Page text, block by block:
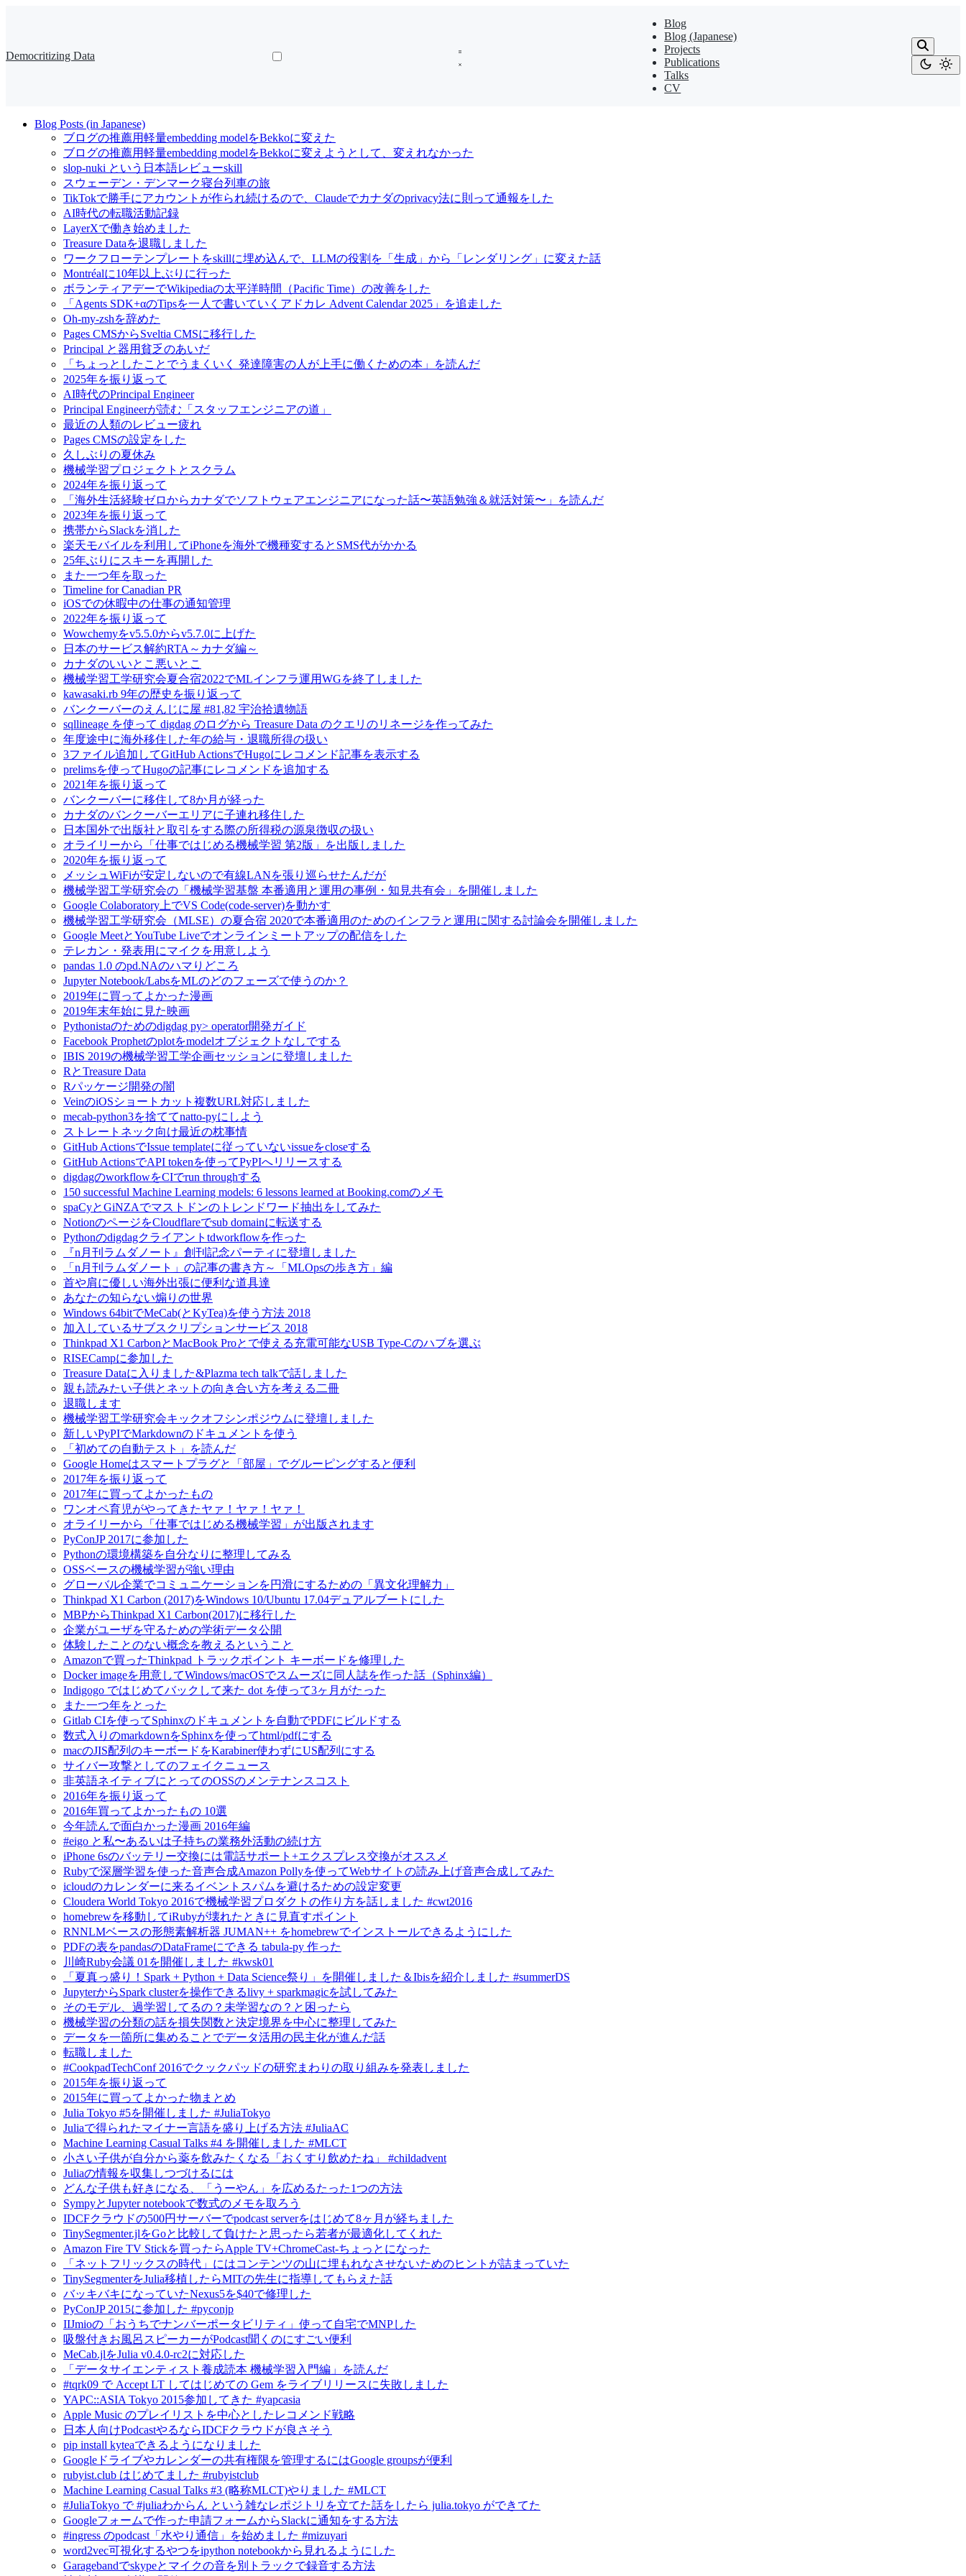
Democritizing Data
Blog
Blog (Japanese)
Projects
Publications
Talks
CV
Blog Posts (in Japanese)
ブログの推薦用軽量embedding modelをBekkoに変えた
ブログの推薦用軽量embedding modelをBekkoに変えようとして、変えれなかった
slop-nuki という日本語レビューskill
スウェーデン・デンマーク寝台列車の旅
TikTokで勝手にアカウントが作られ続けるので、Claudeでカナダのprivacy法に則って通報をした
AI時代の転職活動記録
LayerXで働き始めました
Treasure Dataを退職しました
ワークフローテンプレートをskillに埋め込んで、LLMの役割を「生成」から「レンダリング」に変えた話
Montréalに10年以上ぶりに行った
ボランティアデーでWikipediaの太平洋時間（Pacific Time）の改善をした
「Agents SDK+αのTipsを一人で書いていくアドカレ Advent Calendar 2025」を追走した
Oh-my-zshを辞めた
Pages CMSからSveltia CMSに移行した
Principal と器用貧乏のあいだ
「ちょっとしたことでうまくいく 発達障害の人が上手に働くための本」を読んだ
2025年を振り返って
AI時代のPrincipal Engineer
Principal Engineerが読む「スタッフエンジニアの道」
最近の人類のレビュー疲れ
Pages CMSの設定をした
久しぶりの夏休み
機械学習プロジェクトとスクラム
2024年を振り返って
「海外生活経験ゼロからカナダでソフトウェアエンジニアになった話〜英語勉強＆就活対策〜」を読んだ
2023年を振り返って
携帯からSlackを消した
楽天モバイルを利用してiPhoneを海外で機種変するとSMS代がかかる
25年ぶりにスキーを再開した
また一つ年を取った
Timeline for Canadian PR
iOSでの休暇中の仕事の通知管理
2022年を振り返って
Wowchemyをv5.5.0からv5.7.0に上げた
日本のサービス解約RTA～カナダ編～
カナダのいいとこ悪いとこ
機械学習工学研究会夏合宿2022でMLインフラ運用WGを終了しました
kawasaki.rb 9年の歴史を振り返って
バンクーバーのえんじに屋 #81,82 宇治拾遺物語
sqllineage を使って digdag のログから Treasure Data のクエリのリネージを作ってみた
年度途中に海外移住した年の給与・退職所得の扱い
3ファイル追加してGitHub ActionsでHugoにレコメンド記事を表示する
prelimsを使ってHugoの記事にレコメンドを追加する
2021年を振り返って
バンクーバーに移住して8か月が経った
カナダのバンクーバーエリアに子連れ移住した
日本国外で出版社と取引をする際の所得税の源泉徴収の扱い
オライリーから「仕事ではじめる機械学習 第2版」を出版しました
2020年を振り返って
メッシュWiFiが安定しないので有線LANを張り巡らせたんだが
機械学習工学研究会の「機械学習基盤 本番適用と運用の事例・知見共有会」を開催しました
Google Colaboratory上でVS Code(code-server)を動かす
機械学習工学研究会（MLSE）の夏合宿 2020で本番適用のためのインフラと運用に関する討論会を開催しました
Google MeetとYouTube Liveでオンラインミートアップの配信をした
テレカン・発表用にマイクを用意しよう
pandas 1.0 のpd.NAのハマりどころ
Jupyter Notebook/LabsをMLのどのフェーズで使うのか？
2019年に買ってよかった漫画
2019年末年始に見た映画
Pythonistaのためのdigdag py> operator開発ガイド
Facebook Prophetのplotをmodelオブジェクトなしでする
IBIS 2019の機械学習工学企画セッションに登壇しました
RとTreasure Data
Rパッケージ開発の闇
VeinのiOSショートカット複数URL対応しました
mecab-python3を捨ててnatto-pyにしよう
ストレートネック向け最近の枕事情
GitHub ActionsでIssue templateに従っていないissueをcloseする
GitHub ActionsでAPI tokenを使ってPyPIへリリースする
digdagのworkflowをCIでrun throughする
150 successful Machine Learning models: 6 lessons learned at Booking.comのメモ
spaCyとGiNZAでマストドンのトレンドワード抽出をしてみた
NotionのページをCloudflareでsub domainに転送する
Pythonのdigdagクライアントtdworkflowを作った
『n月刊ラムダノート』創刊記念パーティに登壇しました
「n月刊ラムダノート」の記事の書き方～「MLOpsの歩き方」編
首や肩に優しい海外出張に便利な道具達
あなたの知らない煽りの世界
Windows 64bitでMeCab(とKyTea)を使う方法 2018
加入しているサブスクリプションサービス 2018
Thinkpad X1 CarbonとMacBook Proとで使える充電可能なUSB Type-Cのハブを選ぶ
RISECampに参加した
Treasure Dataに入りました&Plazma tech talkで話しました
親も読みたい子供とネットの向き合い方を考える二冊
退職します
機械学習工学研究会キックオフシンポジウムに登壇しました
新しいPyPIでMarkdownのドキュメントを使う
「初めての自動テスト」を読んだ
Google Homeはスマートプラグと「部屋」でグルーピングすると便利
2017年を振り返って
2017年に買ってよかったもの
ワンオペ育児がやってきたヤァ！ヤァ！ヤァ！
オライリーから「仕事ではじめる機械学習」が出版されます
PyConJP 2017に参加した
Pythonの環境構築を自分なりに整理してみる
OSSベースの機械学習が強い理由
グローバル企業でコミュニケーションを円滑にするための「異文化理解力」
Thinkpad X1 Carbon (2017)をWindows 10/Ubuntu 17.04デュアルブートにした
MBPからThinkpad X1 Carbon(2017)に移行した
企業がユーザを守るための学術データ公開
体験したことのない概念を教えるということ
Amazonで買ったThinkpad トラックポイント キーボードを修理した
Docker imageを用意してWindows/macOSでスムーズに同人誌を作った話（Sphinx編）
Indigogo ではじめてバックして来た dot を使って3ヶ月がたった
また一つ年をとった
Gitlab CIを使ってSphinxのドキュメントを自動でPDFにビルドする
数式入りのmarkdownをSphinxを使ってhtml/pdfにする
macのJIS配列のキーボードをKarabiner使わずにUS配列にする
サイバー攻撃としてのフェイクニュース
非英語ネイティブにとってのOSSのメンテナンスコスト
2016年を振り返って
2016年買ってよかったもの 10選
今年読んで面白かった漫画 2016年編
#eigo と私〜あるいは子持ちの業務外活動の続け方
iPhone 6sのバッテリー交換には電話サポート+エクスプレス交換がオススメ
Rubyで深層学習を使った音声合成Amazon Pollyを使ってWebサイトの読み上げ音声合成してみた
icloudのカレンダーに来るイベントスパムを避けるための設定変更
Cloudera World Tokyo 2016で機械学習プロダクトの作り方を話しました #cwt2016
homebrewを移動してiRubyが壊れたときに見直すポイント
RNNLMベースの形態素解析器 JUMAN++ をhomebrewでインストールできるようにした
PDFの表をpandasのDataFrameにできる tabula-py 作った
川崎Ruby会議 01を開催しました #kwsk01
「夏真っ盛り！Spark + Python + Data Science祭り」を開催しました＆Ibisを紹介しました #summerDS
JupyterからSpark clusterを操作できるlivy + sparkmagicを試してみた
そのモデル、過学習してるの？未学習なの？と困ったら
機械学習の分類の話を損失関数と決定境界を中心に整理してみた
データを一箇所に集めることでデータ活用の民主化が進んだ話
転職しました
#CookpadTechConf 2016でクックパッドの研究まわりの取り組みを発表しました
2015年を振り返って
2015年に買ってよかった物まとめ
Julia Tokyo #5を開催しました #JuliaTokyo
Juliaで得られたマイナー言語を盛り上げる方法 #JuliaAC
Machine Learning Casual Talks #4 を開催しました #MLCT
小さい子供が自分から薬を飲みたくなる「おくすり飲めたね」 #childadvent
Juliaの情報を収集しつづけるには
どんな子供も好きになる、「うーやん」を広めるたった1つの方法
SympyとJupyter notebookで数式のメモを取ろう
IDCFクラウドの500円サーバーでpodcast serverをはじめて8ヶ月が経ちました
TinySegmenter.jlをGoと比較して負けたと思ったら若者が最適化してくれた
Amazon Fire TV Stickを買ったらApple TV+ChromeCast-ちょっとになった
「ネットフリックスの時代」にはコンテンツの山に埋もれなさせないためのヒントが詰まっていた
TinySegmenterをJulia移植したらMITの先生に指導してもらえた話
バッキバキになっていたNexus5を$40で修理した
PyConJP 2015に参加した #pyconjp
IIJmioの「おうちでナンバーポータビリティ」使って自宅でMNPした
吸盤付きお風呂スピーカーがPodcast聞くのにすごい便利
MeCab.jlをJulia v0.4.0-rc2に対応した
「データサイエンティスト養成読本 機械学習入門編」を読んだ
#tqrk09 で Accept LT してはじめての Gem をライブリリースに失敗しました
YAPC::ASIA Tokyo 2015参加してきた #yapcasia
Apple Music のプレイリストを中心としたレコメンド戦略
日本人向けPodcastやるならIDCFクラウドが良さそう
pip install kyteaできるようになりました
Googleドライブやカレンダーの共有権限を管理するにはGoogle groupsが便利
rubyist.club はじめてました #rubyistclub
Machine Learning Casual Talks #3 (略称MLCT)やりました #MLCT
#JuliaTokyo で #juliaわからん という雑なレポジトリを立てた話をしたら julia.tokyo ができてた
Googleフォームで作った申請フォームからSlackに通知をする方法
#ingress のpodcast「水やり通信」を始めました #mizuyari
word2vec可視化するやつをipython notebookから見れるようにした
Garagebandでskypeとマイクの音を別トラックで録音する方法